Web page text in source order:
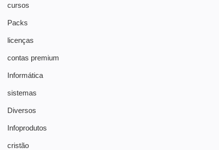
cursos
Packs
licenças
contas premium
Informática
sistemas
Diversos
Infoprodutos
cristão